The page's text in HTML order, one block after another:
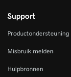
Support
Productondersteuning
Misbruik melden
Hulpbronnen